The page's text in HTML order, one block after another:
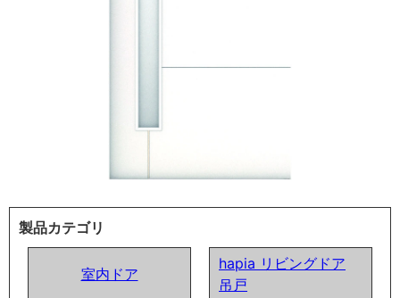
製品カテゴリ
室内ドア
hapia リビングドア
吊戸